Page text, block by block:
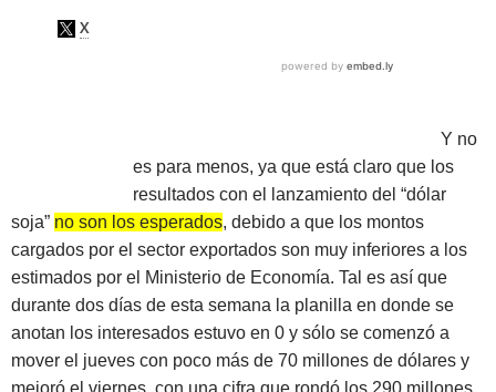
Y no
es para menos, ya que está claro que los
resultados con el lanzamiento del “dólar
soja” no son los esperados, debido a que los montos
cargados por el sector exportados son muy inferiores a los
estimados por el Ministerio de Economía. Tal es así que
durante dos días de esta semana la planilla en donde se
anotan los interesados estuvo en 0 y sólo se comenzó a
mover el jueves con poco más de 70 millones de dólares y